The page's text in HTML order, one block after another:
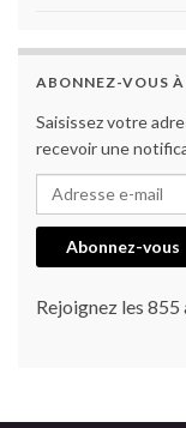
ABONNEZ-VOUS
Saisissez votre
recevoir une
Adresse e-mail
Abonnez-vous
Rejoignez les 855